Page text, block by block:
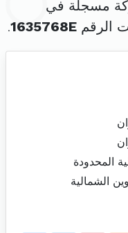
مسجلة في
الرقم 1635768E
.
المحدودة
الشمالية